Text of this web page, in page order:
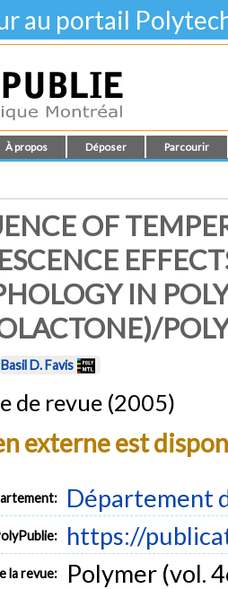
au portail
À propos Déposer Parcourir
OF
IN
Basil D. Favis
de revue (2005)
externe est
Département
https://
la revue: Polymer (vol.